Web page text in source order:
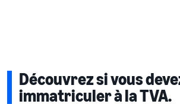
Découvrez si vous
immatriculer à la TVA.